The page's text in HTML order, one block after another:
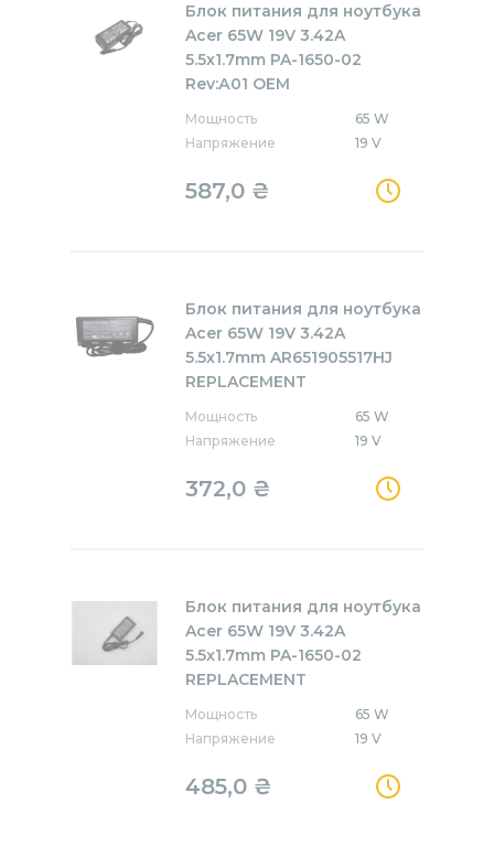
Блок питания для ноутбука
Acer 65W 19V 3.42A
5.5x1.7mm PA-1650-02
Rev:А01 OEM
Мощность
65 W
Напряжение
19 V
587,0 ₴
Блок питания для ноутбука
Acer 65W 19V 3.42A
5.5x1.7mm AR651905517HJ
REPLACEMENT
Мощность
65 W
Напряжение
19 V
372,0 ₴
Блок питания для ноутбука
Acer 65W 19V 3.42A
5.5x1.7mm PA-1650-02
REPLACEMENT
Мощность
65 W
Напряжение
19 V
485,0 ₴